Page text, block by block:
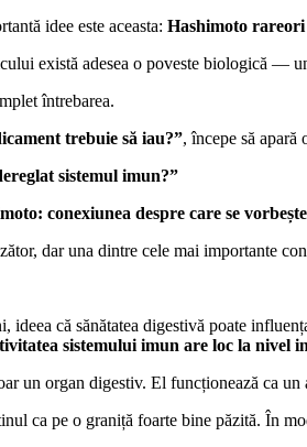
idee este aceasta: Hashimoto
există adesea o poveste biologică —
întrebarea.
trebuie să iau?”, începe să
sistemul imun?”
conexiunea despre care se
dar una dintre cele mai importante
ideea că sănătatea digestivă poate
sistemului imun are loc la nivel
un organ digestiv. El funcționează ca
ca pe o graniță foarte bine păzită. În